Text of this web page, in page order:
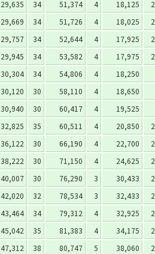
29,635 34 51,374 4 18,125 2
29,669 34 51,726 4 18,025 2
29,757 34 52,644 4 17,925 2
29,945 34 53,582 4 17,975 2
30,304 34 54,806 4
18,250
30,120 30 58,110 4
18,650
30,940 30 60,417 4
19,525
32,825 35 60,511 4 20,850 2
36,122 30 66,190 4 22,700 2
38,222 30 71,150 4 24,625 2
40,007 30 76,290 3 30,433 2
42,020 32 78,534 3 32,433 2
43,464 34 79,312 4 32,925 2
45,042 35 81,383 4 34,175 2
47,312 38 80,747 5 38,060 2